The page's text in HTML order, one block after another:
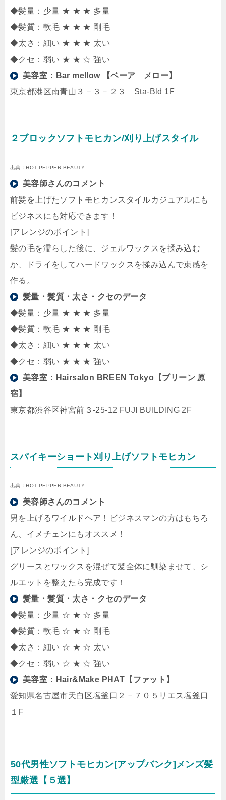
◆髪量：少量 ★ ★ ★ 多量
◆髪質：軟毛 ★ ★ ★ 剛毛
◆太さ：細い ★ ★ ★ 太い
◆クセ：弱い ★ ★ ☆ 強い
美容室： Bar mellow 【ベーア メロー】
東京都港区南青山３－３－２３ Sta-Bld 1F
２ブロックソフトモヒカン/刈り上げスタイル
出典：HOT PEPPER BEAUTY
美容師さんのコメント
前髪を上げたソフトモヒカンスタイルカジュアルにも
ビジネスにも対応できます！
[アレンジのポイント]
髪の毛を濡らした後に、ジェルワックスを揉み込む
か、ドライをしてハードワックスを揉み込んで束感を
作る。
髪量・髪質・太さ・クセのデータ
◆髪量：少量 ★ ★ ★ 多量
◆髪質：軟毛 ★ ★ ★ 剛毛
◆太さ：細い ★ ★ ★ 太い
◆クセ：弱い ★ ★ ★ 強い
美容室： Hairsalon BREEN Tokyo【ブリーン 原
宿】
東京都渋谷区神宮前３-25-12 FUJI BUILDING 2F
スパイキーショート刈り上げソフトモヒカン
出典：HOT PEPPER BEAUTY
美容師さんのコメント
男を上げるワイルドヘア！ビジネスマンの方はもちろ
ん、イメチェンにもオススメ！
[アレンジのポイント]
グリースとワックスを混ぜて髪全体に馴染ませて、シ
ルエットを整えたら完成です！
髪量・髪質・太さ・クセのデータ
◆髪量：少量 ☆ ★ ☆ 多量
◆髪質：軟毛 ☆ ★ ☆ 剛毛
◆太さ：細い ☆ ★ ☆ 太い
◆クセ：弱い ☆ ★ ☆ 強い
美容室： Hair&Make PHAT【ファット】
愛知県名古屋市天白区塩釜口２－７０５リエス塩釜口
１F
50代男性ソフトモヒカン[アップバンク]メンズ髪
型厳選【５選】